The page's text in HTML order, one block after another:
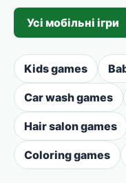
Усі мобільні ігри
Kids games
Car wash games
Hair salon games
Coloring games